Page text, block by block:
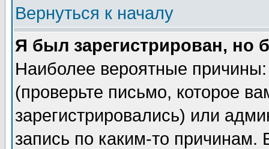
Вернуться к началу
Я был зарегистрирован, но
Наиболее вероятные
(проверьте письмо, которое
зарегистрировались) или
запись по каким-то